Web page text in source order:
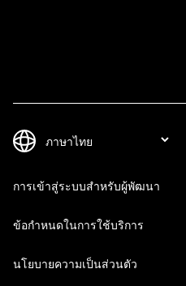
การเข้าสู่ระบบสำหรับผู้พัฒนา
ข้อกำหนดในการใช้บริการ
นโยบายความเป็นส่วนตัว